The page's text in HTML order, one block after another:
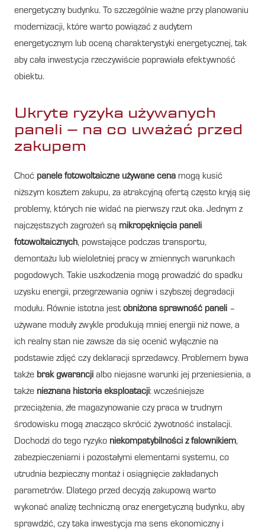
energetyczny budynku. To szczególnie ważne przy planowaniu
modernizacji, które warto powiązać z audytem
energetycznym lub oceną charakterystyki energetycznej, tak
aby cała inwestycja rzeczywiście poprawiała efektywność
obiektu.
Ukryte ryzyka używanych
paneli – na co uważać przed
zakupem
Choć panele fotowoltaiczne używane cena mogą kusić
niższym kosztem zakupu, za atrakcyjną ofertą często kryją się
problemy, których nie widać na pierwszy rzut oka. Jednym z
najczęstszych zagrożeń są mikropęknięcia paneli
fotowoltaicznych, powstające podczas transportu,
demontażu lub wieloletniej pracy w zmiennych warunkach
pogodowych. Takie uszkodzenia mogą prowadzić do spadku
uzysku energii, przegrzewania ogniw i szybszej degradacji
modułu. Równie istotna jestobniżona sprawność paneli –
używane moduły zwykle produkują mniej energii niż nowe, a
ich realny stan nie zawsze da się ocenić wyłącznie na
podstawie zdjęć czy deklaracji sprzedawcy. Problemem bywa
także brak gwarancji albo niejasne warunki jej przeniesienia, a
także nieznana historia eksploatacji: wcześniejsze
przeciążenia, złe magazynowanie czy praca w trudnym
środowisku mogą znacząco skrócić żywotność instalacji.
Dochodzi do tego ryzyko niekompatybilności z falownikiem,
zabezpieczeniami i pozostałymi elementami systemu, co
utrudnia bezpieczny montaż i osiągnięcie zakładanych
parametrów. Dlatego przed decyzją zakupową warto
wykonać analizę techniczną oraz energetyczną budynku, aby
sprawdzić, czy taka inwestycja ma sens ekonomiczny i